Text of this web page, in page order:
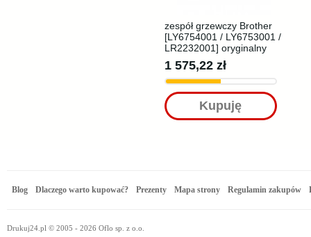
zespół grzewczy Brother
[LY6754001 / LY6753001 /
LR2232001] oryginalny
1 575,22 zł
Kupuję
Blog Dlaczego warto kupować? Prezenty Mapa strony Regulamin zakupów
Drukuj24.pl © 2005 - 2026 Oflo sp. z o.o.